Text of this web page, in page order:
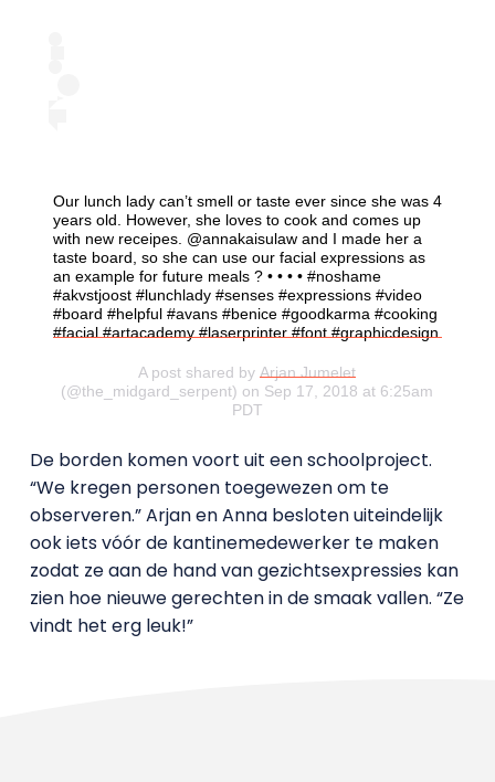
Our lunch lady can’t smell or taste ever since she was 4
years old. However, she loves to cook and comes up
with new receipes. @annakaisulaw and I made her a
taste board, so she can use our facial expressions as
an example for future meals ? • • • • #noshame
#akvstjoost #lunchlady #senses #expressions #video
#board #helpful #avans #benice #goodkarma #cooking
#facial #artacademy #laserprinter #font #graphicdesign
A post shared by Arjan Jumelet
(@the_midgard_serpent) on Sep 17, 2018 at 6:25am
PDT
De borden komen voort uit een schoolproject.
“We kregen personen toegewezen om te
observeren.” Arjan en Anna besloten uiteindelijk
ook iets vóór de kantinemedewerker te maken
zodat ze aan de hand van gezichtsexpressies kan
zien hoe nieuwe gerechten in de smaak vallen. “Ze
vindt het erg leuk!”